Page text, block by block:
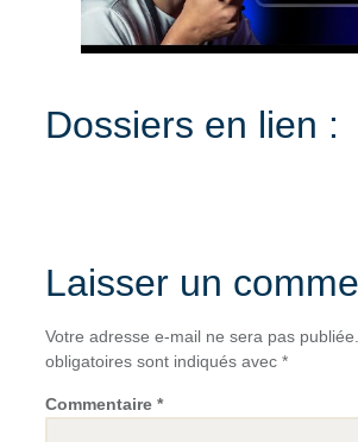
Dossiers en lien :
Laisser un
Votre adresse e-mail ne sera pas publiée.
obligatoires sont indiqués avec *
Commentaire *